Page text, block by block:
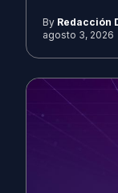
By Redacción
agosto 3, 2026